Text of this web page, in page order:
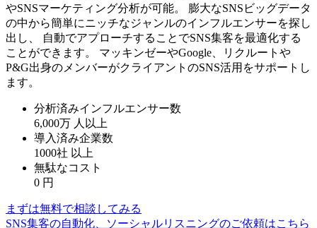
やSNSマーケティング分析が可能。 膨大なSNSビッグデータ
の中から簡単にニッチなジャンルのインフルエンサーを探し
出し、 自動でアプローチすることでSNS集客を最適化する
ことができます。 マッキンゼーやGoogle、リクルートや
P&G出身のメンバーがクライアントのSNS活用をサポートし
ます。
分析済みインフルエンサー数
6,000万 人以上
導入済み企業数
1000社 以上
無駄なコスト
0 円
まずは無料で相談してみる
SNS集客の自動化、ソーシャルリスニングのご依頼はこちら